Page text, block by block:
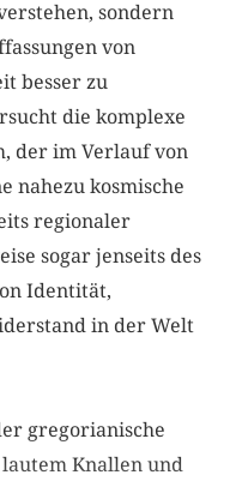
sondern
von
besser zu
die komplexe
der im Verlauf von
nahezu kosmische
regionaler
sogar jenseits des
Identität,
in der Welt
gregorianische
Knallen und